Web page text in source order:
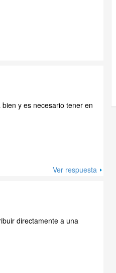
y es necesario tener en
Ver respuesta
directamente a una